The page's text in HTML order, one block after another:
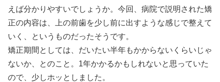
えば分かりやすいでしょうか。今回、病院で説明された矯
正の内容は、上の前歯を少し前に出すような感じで整えて
いく、というものだったそうです。
矯正期間としては、だいたい半年もかからないくらいじゃ
ないか、とのこと。1年かかるかもしれないと思っていた
ので、少しホッとしました。